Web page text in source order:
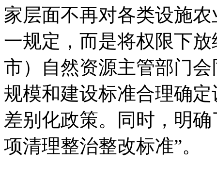
家层面不再对各类设施
一规定，而是将权限下
市）自然资源主管部门
规模和建设标准合理确
差别化政策。同时，明确
项清理整治整改标准”。